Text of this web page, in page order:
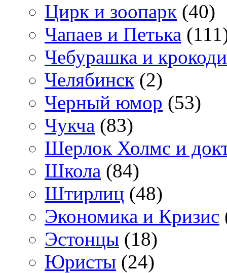
Цирк и зоопарк (40)
Чапаев и Петька
Чебурашка и
Челябинск (2)
Черный юмор (53)
Чукча (83)
Шерлок Холмс и
Школа (84)
Штирлиц (48)
Экономика и Кризис
Эстонцы (18)
Юристы (24)